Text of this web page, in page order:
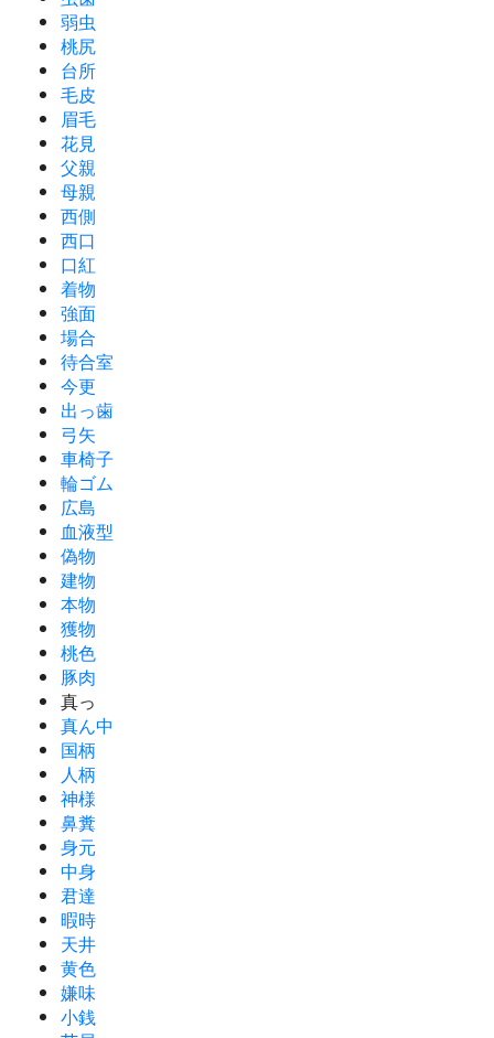
弱虫
桃尻
台所
毛皮
眉毛
花見
父親
母親
西側
西口
口紅
着物
強面
場合
待合室
今更
出っ歯
弓矢
車椅子
輪ゴム
広島
血液型
偽物
建物
本物
獲物
桃色
豚肉
真っ
真ん中
国柄
人柄
神様
鼻糞
身元
中身
君達
暇時
天井
黄色
嫌味
小銭